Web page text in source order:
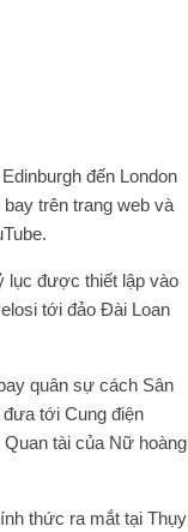
đến London
trên trang web và
lục được thiết lập vào
tới đảo Đài Loan
quân sự cách Sân
tới Cung điện
tài của Nữ hoàng
thức ra mắt tại Thụy